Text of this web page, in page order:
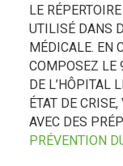
LE
UTILISÉ DANS
MÉDICALE. EN
COMPOSEZ LE
DE L’HÔPITAL
ÉTAT DE
AVEC DES
PRÉVENTION